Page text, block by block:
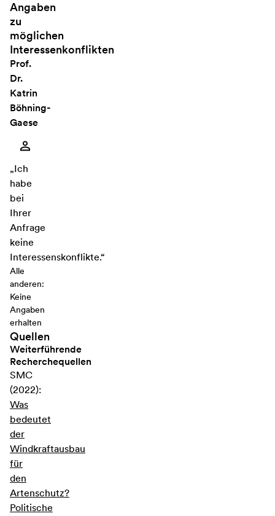
Angaben
zu
möglichen
Interessenkonflikten
Prof.
Dr.
Katrin
Böhning-
Gaese
„Ich
habe
bei
Ihrer
Anfrage
keine
Interessenskonflikte.“
Alle
anderen:
Keine
Angaben
erhalten
Quellen
Weiterführende
Recherchequellen
SMC
(2022):
Was
bedeutet
der
Windkraftausbau
für
den
Artenschutz?
Politische